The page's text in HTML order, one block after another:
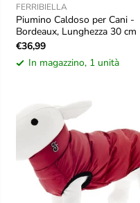
FERRIBIELLA
Piumino Caldoso per Cani -
Bordeaux, Lunghezza 30 cm
€36,99
In magazzino, 1 unità